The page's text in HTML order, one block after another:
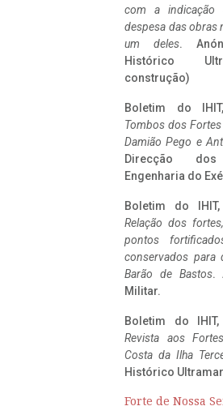
com a indicação
despesa das obras
um deles.
Histórico
construção)
Boletim do
Tombos dos Fortes
Damião Pego e
Direcção
Engenharia do
Boletim do
Relação dos
pontos
conservados para
Barão de Bastos.
Militar.
Boletim do
Revista aos
Costa da Ilha
Histórico
Forte de Nossa